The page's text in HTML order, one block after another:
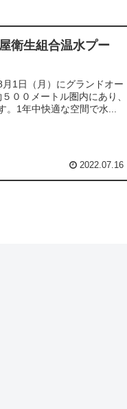
衛生組合温水プー
1日（月）にグランドオー
００メートル圏内にあり、
。1年中快適な空間で水...
2022.07.16